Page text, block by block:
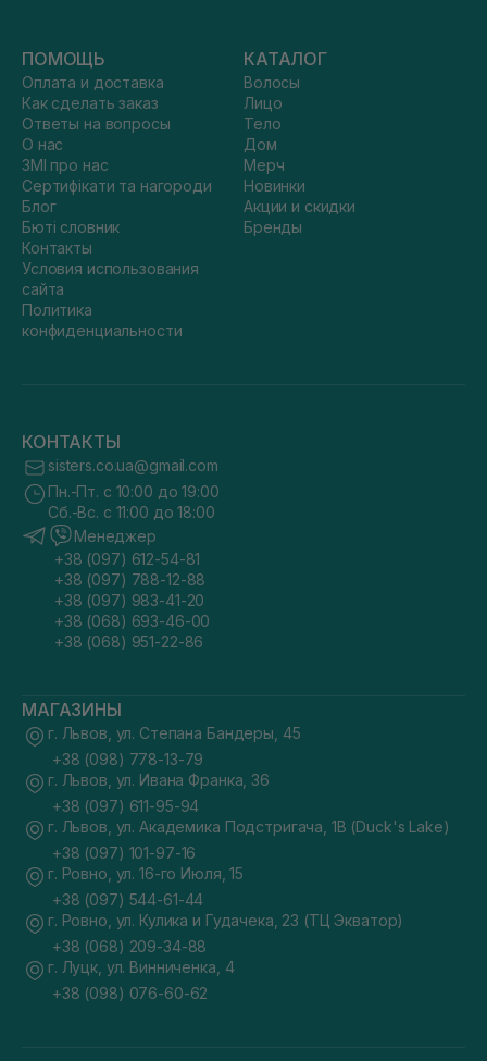
ПОМОЩЬ
Оплата и доставка
Как сделать заказ
Ответы на вопросы
О нас
ЗМІ про нас
Сертифікати та нагороди
Блог
Бюті словник
Контакты
Условия использования
сайта
Политика
конфиденциальности
КАТАЛОГ
Волосы
Лицо
Тело
Дом
Мерч
Новинки
Акции и скидки
Бренды
КОНТАКТЫ
sisters.co.ua@gmail.com
Пн.-Пт. с 10:00 до 19:00
Сб.-Вс. с 11:00 до 18:00
Менеджер
+38 (097) 612-54-81
+38 (097) 788-12-88
+38 (097) 983-41-20
+38 (068) 693-46-00
+38 (068) 951-22-86
МАГАЗИНЫ
г. Львов, ул. Степана Бандеры, 45
+38 (098) 778-13-79
г. Львов, ул. Ивана Франка, 36
+38 (097) 611-95-94
г. Львов, ул. Академика Подстригача, 1В (Duck's Lake)
+38 (097) 101-97-16
г. Ровно, ул. 16-го Июля, 15
+38 (097) 544-61-44
г. Ровно, ул. Кулика и Гудачека, 23 (ТЦ Экватор)
+38 (068) 209-34-88
г. Луцк, ул. Винниченка, 4
+38 (098) 076-60-62